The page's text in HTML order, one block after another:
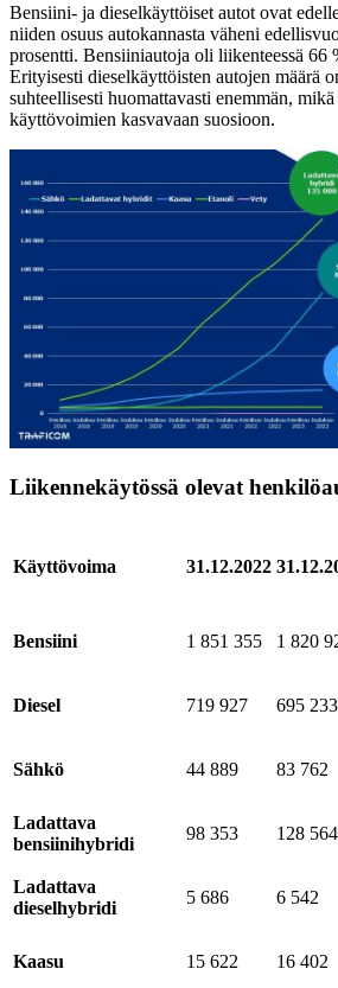
Bensiini- ja dieselkäyttöiset autot ovat
niiden osuus autokannasta väheni
prosentti. Bensiiniautoja oli liikenteessä 66
Erityisesti dieselkäyttöisten autojen määrä
suhteellisesti huomattavasti enemmän,
käyttövoimien kasvavaan suosioon.
Liikennekäytössä olevat
Käyttövoima 31.12.2022
Bensiini 1 851 355 1 820
Diesel 719 927 695 233
Sähkö 44 889 83 762
Ladattava
bensiinihybridi
98 353 128 564
Ladattava
dieselhybridi
5 686 6 542
Kaasu 15 622 16 402